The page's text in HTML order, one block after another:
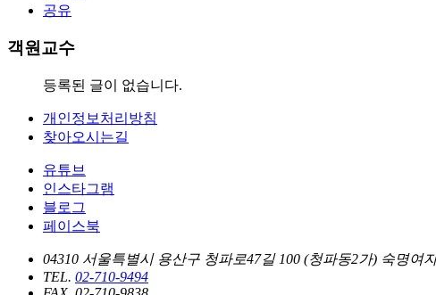
공유
객원교수
등록된 글이 없습니다.
개인정보처리방침
찾아오시는길
유튜브
인스타그램
블로그
페이스북
04310 서울특별시 용산구 청파로47길 100 (청파동2가) 숙명여
TEL. 02-710-9494